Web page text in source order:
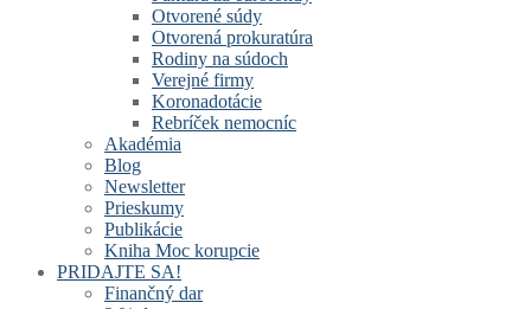
Otvorené súdy
Otvorená prokuratúra
Rodiny na súdoch
Verejné firmy
Koronadotácie
Rebríček nemocníc
Akadémia
Blog
Newsletter
Prieskumy
Publikácie
Kniha Moc korupcie
PRIDAJTE SA!
Finančný dar